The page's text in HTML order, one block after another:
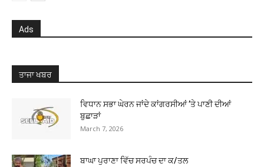
Ads
ਤਾਜਾ ਖਬਰ
ਵਿਧਾਨ ਸਭਾ ਘੇਰਨ ਜਾਂਦੇ ਕਾਂਗਰਸੀਆਂ ’ਤੇ ਪਾਣੀ ਦੀਆਂ
ਬੁਛਾੜਾਂ
March 7, 2026
ਬਾਘਾ ਪੁਰਾਣਾ ਵਿੱਚ ਸਰਪੰਚ ਦਾ ਕ/ਤਲ